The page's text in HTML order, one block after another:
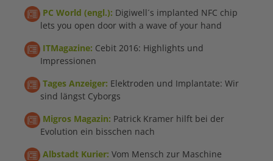
PC World (engl.): Digiwell´s implanted NFC chip
lets you open door with a wave of your hand
ITMagazine: Cebit 2016: Highlights und
Impressionen
Tages Anzeiger: Elektroden und Implantate: Wir
sind längst Cyborgs
Migros Magazin: Patrick Kramer hilft bei der
Evolution ein bisschen nach
Albstadt Kurier: Vom Mensch zur Maschine